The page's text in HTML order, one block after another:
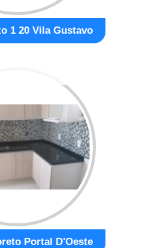
1 20 Vila Gustavo
Portal D'Oeste